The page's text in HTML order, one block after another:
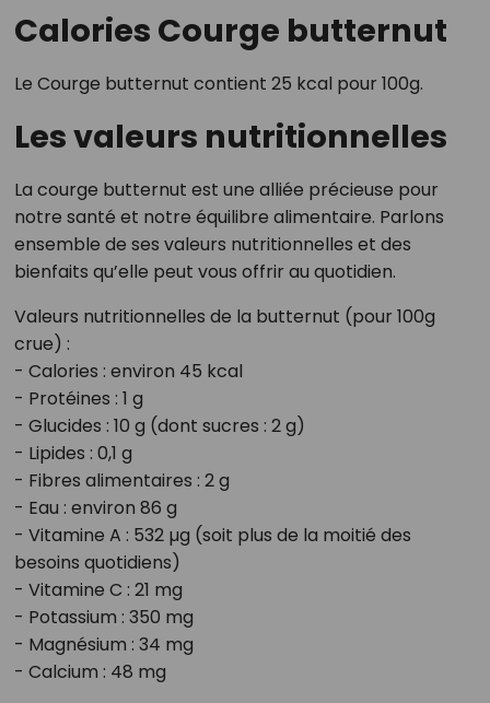
Calories Courge butternut
Le Courge butternut contient 25 kcal pour 100g.
Les valeurs nutritionnelles
La courge butternut est une alliée précieuse pour
notre santé et notre équilibre alimentaire. Parlons
ensemble de ses valeurs nutritionnelles et des
bienfaits qu’elle peut vous offrir au quotidien.
Valeurs nutritionnelles de la butternut (pour 100g
crue) :
- Calories : environ 45 kcal
- Protéines : 1 g
- Glucides : 10 g (dont sucres : 2 g)
- Lipides : 0,1 g
- Fibres alimentaires : 2 g
- Eau : environ 86 g
- Vitamine A : 532 µg (soit plus de la moitié des
besoins quotidiens)
- Vitamine C : 21 mg
- Potassium : 350 mg
- Magnésium : 34 mg
- Calcium : 48 mg